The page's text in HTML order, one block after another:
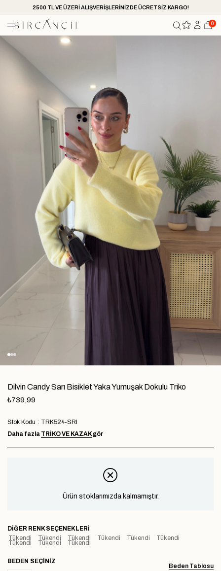
2500 TL VE ÜZERİ ALIŞVERİŞLERİNİZDE ÜCRETSİZ KARGO!
0
Dilvin Candy Sarı Bisiklet Yaka Yumuşak Dokulu Triko
₺739,99
Stok Kodu
TRK524-SRI
Daha fazla TRIKO VE KAZAKgör
Ürün stoklarımızda kalmamıştır.
DIĞER RENK SEÇENEKLERI
Tükendi
Tükendi Tükendi Tükendi Tükendi Tükendi
Tükendi Tükendi Tükendi
Beden Tablosu
BEDEN